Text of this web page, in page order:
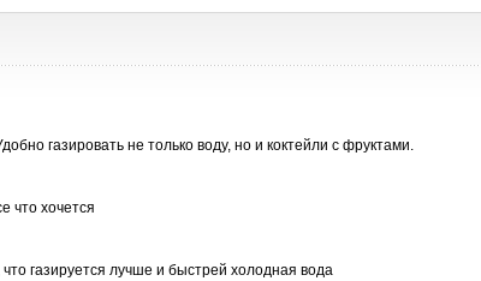
газировать не только воду, но и коктейли с фруктами.
что хочется
газируется лучше и быстрей холодная вода